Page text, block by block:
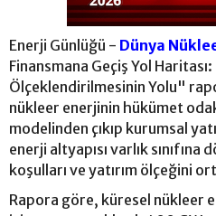
Enerji Günlüğü - Dünya
Finansmana Geçiş Yol
Ölçeklendirilmesinin Yolu"
nükleer enerjinin hükümet
modelinden çıkıp kurumsal
enerji altyapısı varlık
koşulları ve yatırım ölçeğini
Rapora göre, küresel nükleer